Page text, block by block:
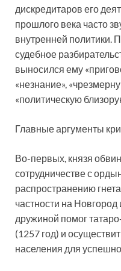
дискредитаров его
прошлого века часто
внутренней политики.
судебное
выносился ему
«незнание»,
«политическую
Главные аргументы
Во-первых, князя
сотрудничестве с
распространению
частности на
дружиной помог
(1257 год) и
населения для